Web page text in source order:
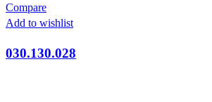
Compare
Add to wishlist
030.130.028